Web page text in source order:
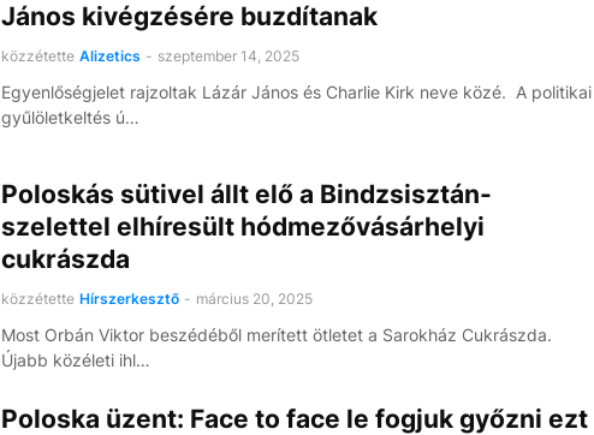
János kivégzésére buzdítanak
közzétette Alizetics - szeptember 14, 2025
Egyenlőségjelet rajzoltak Lázár János és Charlie Kirk neve közé. A politikai
gyűlöletkeltés ú…
Poloskás sütivel állt elő a Bindzsisztán-
szelettel elhíresült hódmezővásárhelyi
cukrászda
közzétette Hírszerkesztő - március 20, 2025
Most Orbán Viktor beszédéből merített ötletet a Sarokház Cukrászda.
Újabb közéleti ihl…
Poloska üzent: Face to face le fogjuk győzni ezt